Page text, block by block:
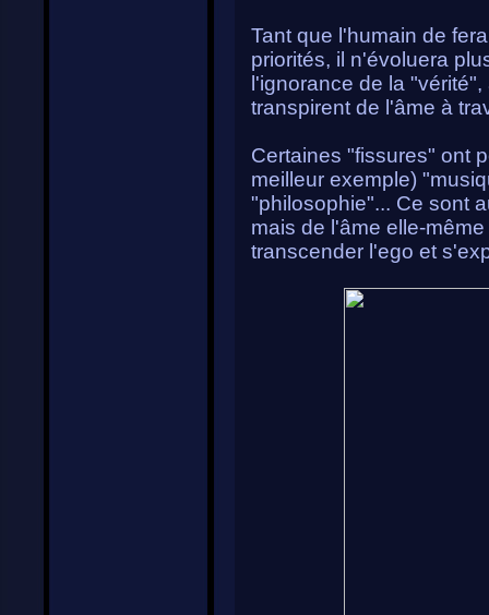
Tant que l'humain de
priorités, il n'évoluera
l'ignorance de la
transpirent de l'âme à
Certaines "fissures" ont
meilleur exemple)
"philosophie"... Ce sont
mais de l'âme elle-
transcender l'ego et